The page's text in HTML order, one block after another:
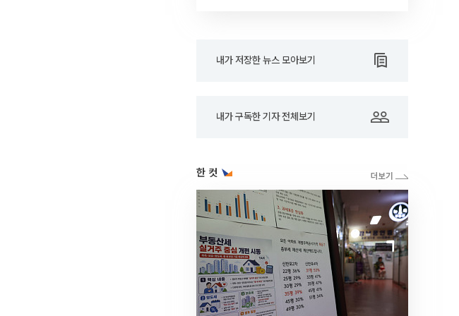
내가 저장한 뉴스 모아보기
내가 구독한 기자 전체보기
한 컷